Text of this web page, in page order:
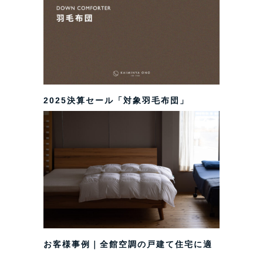
2025決算セール「対象羽毛布団」
お客様事例｜全館空調の戸建て住宅に適